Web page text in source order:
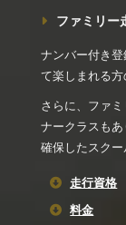
ファミリー
ナンバー付き
て楽しまれる方
さらに、ファ
ナークラスも
確保したスクー
走行資格
料金